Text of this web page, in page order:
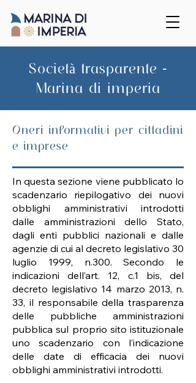
Società trasparente -
Marina di imperia
Oneri informativi per cittadini
e imprese
In questa sezione viene pubblicato lo
scadenzario riepilogativo dei nuovi
obblighi amministrativi introdotti
dalle amministrazioni dello Stato,
dagli enti pubblici nazionali e dalle
agenzie di cui al decreto legislativo 30
luglio 1999, n.300. Secondo le
indicazioni dell’art. 12, c.1 bis, del
decreto legislativo 14 marzo 2013, n.
33, il responsabile della trasparenza
delle pubbliche amministrazioni
pubblica sul proprio sito istituzionale
uno scadenzario con l’indicazione
delle date di efficacia dei nuovi
obblighi amministrativi introdotti.